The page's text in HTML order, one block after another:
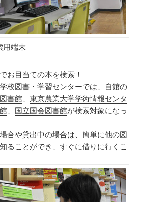
用端末
お目当ての本を検索！
校図書・学習センターでは、自館の
書館、東京農業大学学術情報センタ
、 国立国会図書館が検索対象になっ
合や貸出中の場合は、簡単に他の図
ることができ、すぐに借りに行くこ